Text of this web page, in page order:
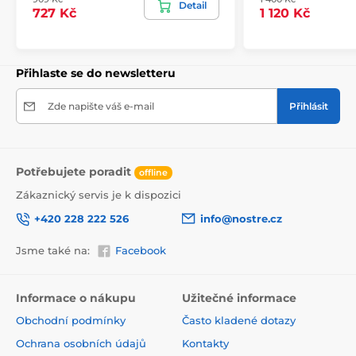
Rozměry (v cm): 147x270(3 pruhy), 196x270 (4 pruhy),
Použitá tisková metoda je ekologická, a proto jsou
přísné normy a mají VOC i GREENGUARD GOLD
certifikaci. Navíc jsou bez obsahu PVC a lepidlo je na
727 Kč
Detail
1 120 Kč
Přihlaste se do newsletteru
Zde napište váš e-mail Přihlásit
Potřebujete poradit offline
Zákaznický servis je k dispozici
+420 228 222 526
info@nostre.cz
Jsme také na: Facebook
Informace o nákupu
Obchodní podmínky
Ochrana osobních údajů
Užitečné informace
Často kladené dotazy
Kontakty